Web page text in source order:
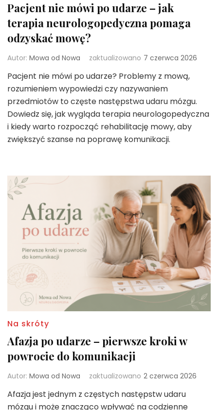
Pacjent nie mówi po udarze – jak
terapia neurologopedyczna pomaga
odzyskać mowę?
Autor: Mowa od Nowa zaktualizowano 7 czerwca 2026
Pacjent nie mówi po udarze? Problemy z mową,
rozumieniem wypowiedzi czy nazywaniem
przedmiotów to częste następstwa udaru mózgu.
Dowiedz się, jak wygląda terapia neurologopedyczna
i kiedy warto rozpocząć rehabilitację mowy, aby
zwiększyć szanse na poprawę komunikacji.
Na skróty
Afazja po udarze – pierwsze kroki w
powrocie do komunikacji
Autor: Mowa od Nowa zaktualizowano 2 czerwca 2026
Afazja jest jednym z częstych następstw udaru
mózgu i może znacząco wpływać na codzienne